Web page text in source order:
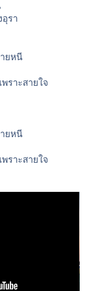
อุรา
ยหนี
ราะสายใจ
ยหนี
ราะสายใจ